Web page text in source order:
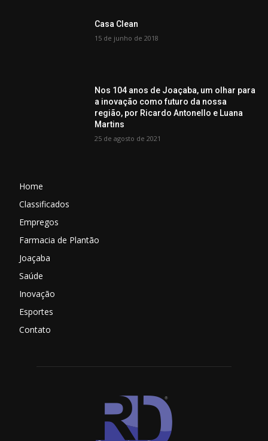
Casa Clean
15 de junho de 2018
Nos 104 anos de Joaçaba, um olhar para
a inovação como futuro da nossa
região, por Ricardo Antonello e Luana
Martins
25 de agosto de 2021
Home
Classificados
Empregos
Farmacia de Plantão
Joaçaba
Saúde
Inovação
Esportes
Contato